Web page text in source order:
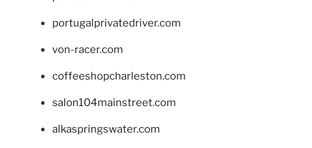
portugalprivatedriver.com
von-racer.com
coffeeshopcharleston.com
salon104mainstreet.com
alkaspringswater.com